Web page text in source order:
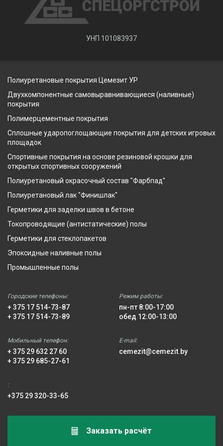
УНП 101083937
Полиуретановые покрытия Цемезит УР
Двухкомпонентные самовыравнивающиеся (наливные)
покрытия
Полимерцементные покрытия
Сплошные ударопоглощающие покрытия для детских игровых
площадок
Спортивные покрытия на основе резиновой крошки для
открытых спортивных сооружений
Полиуретановый окрасочный состав "Фарбпад"
Полиуретановый лак "Финишлак"
Герметики для заделки швов в бетоне
Токопроводящие (антистатические) полы
Герметики для стеклопакетов
Эпоксидные наливные полы
Промышленные полы
Городские телефоны:
+ 375 17 514-73-87
+ 375 17 514-73-89
Мобильный телефон:
+ 375 29 632 27 60
+ 375 29 685-27-61
:
+375 29 320-33-65
Режим работы:
пн-пт 8:00-17:00
обед 12:00-13:00
E-mail:
cemezit@cemezit.by
Заказать расчёт